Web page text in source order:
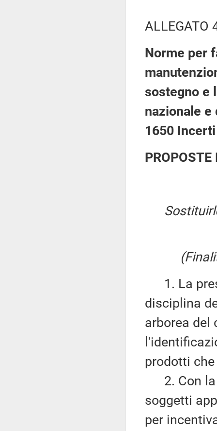
ALLEGATO
Norme per
sostegno e
nazionale
1650
1. La
disciplina
arborea del
prodotti
2. Con la
soggetti
per